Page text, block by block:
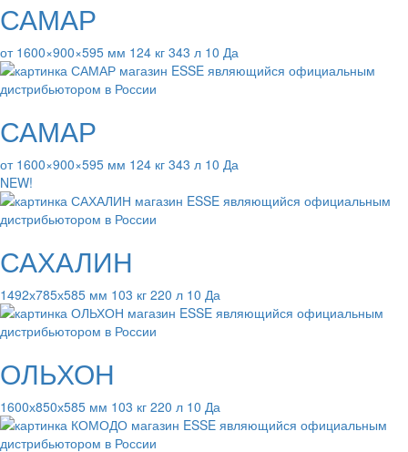
САМАР
от 1600×900×595 мм 124 кг 343 л 10 Да
САМАР
от 1600×900×595 мм 124 кг 343 л 10 Да
NEW!
САХАЛИН
1492х785х585 мм 103 кг 220 л 10 Да
ОЛЬХОН
1600х850х585 мм 103 кг 220 л 10 Да